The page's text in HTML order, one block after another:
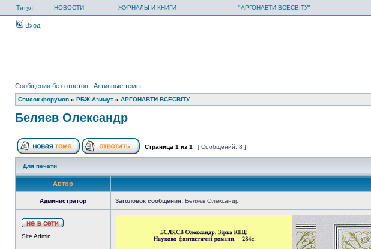
Титул НОВОСТИ ЖУРНАЛЫ И КНИГИ "АРГОНАВТИ ВСЕСВІТУ"
Вход
Сообщения без ответов | Активные темы
Список форумов » РБЖ-Азимут » АРГОНАВТИ ВСЕСВIТУ
Беляєв Олександр
Страница 1 из 1 [ Сообщений: 8 ]
Для печати
Автор
Администратор Заголовок сообщения: Беляєв Олександр
Site Admin